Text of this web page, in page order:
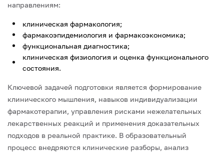
направлениям:
клиническая фармакология;
фармакоэпидемиология и фармакоэкономика;
функциональная диагностика;
клиническая физиология и оценка функционального
состояния.
Ключевой задачей подготовки является формирование
клинического мышления, навыков индивидуализации
фармакотерапии, управления рисками нежелательных
лекарственных реакций и применения доказательных
подходов в реальной практике. В образовательный
процесс внедряются клинические разборы, анализ